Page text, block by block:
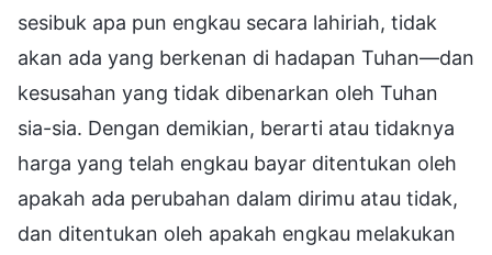
sesibuk apa pun engkau secara lahiriah, tidak
akan ada yang berkenan di hadapan Tuhan—dan
kesusahan yang tidak dibenarkan oleh Tuhan
sia-sia. Dengan demikian, berarti atau tidaknya
harga yang telah engkau bayar ditentukan oleh
apakah ada perubahan dalam dirimu atau tidak,
dan ditentukan oleh apakah engkau melakukan